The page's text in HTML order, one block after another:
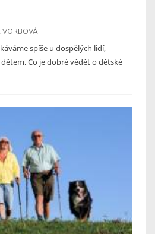
VORBOVÁ
spíše u dospělých lidí,
Co je dobré vědět o dětské